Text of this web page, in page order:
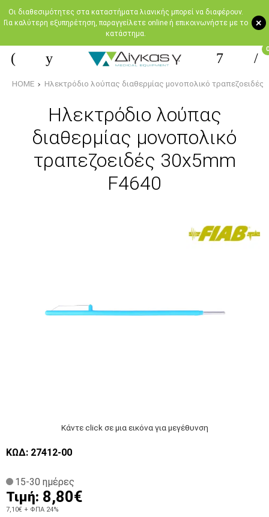
+
Oι διαθεσιμότητες στα καταστήματα λιανικής μπορεί να διαφέρουν.
Για καλύτερη εξυπηρέτηση, παραγγείλετε online ή επικοινωνήστε με το
κατάστημα.
0
HOME Ηλεκτρόδιο λούπας διαθερμίας μονοπολικό τραπεζοειδές
Ηλεκτρόδιο λούπας
διαθερμίας μονοπολικό
τραπεζοειδές 30x5mm
F4640
Κάντε click σε μια εικόνα για μεγέθυνση
ΚΩΔ: 27412-00
15-30 ημέρες
Τιμή: 8,80€
7,10€ + ΦΠΑ 24%